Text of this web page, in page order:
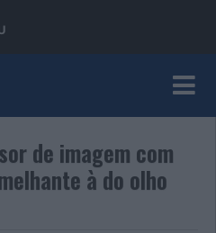
de imagem com
à do olho